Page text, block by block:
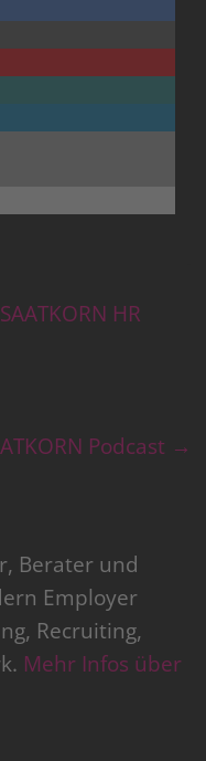
HR
Podcast →
Berater und
Employer
Recruiting,
Mehr Infos über